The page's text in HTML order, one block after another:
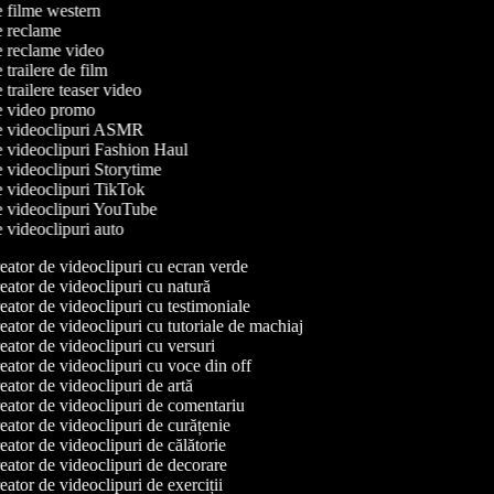
filme western
reclame
reclame video
trailere de film
trailere teaser video
video promo
videoclipuri ASMR
videoclipuri Fashion Haul
videoclipuri Storytime
videoclipuri TikTok
videoclipuri YouTube
videoclipuri auto
de videoclipuri cu ecran verde
de videoclipuri cu natură
de videoclipuri cu testimoniale
de videoclipuri cu tutoriale de machiaj
de videoclipuri cu versuri
de videoclipuri cu voce din off
de videoclipuri de artă
de videoclipuri de comentariu
de videoclipuri de curățenie
de videoclipuri de călătorie
de videoclipuri de decorare
de videoclipuri de exerciții